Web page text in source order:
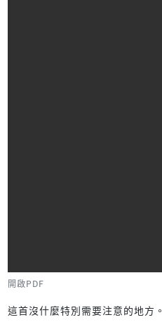
開啟PDF
這首沒什麼特別需要注意的地方。